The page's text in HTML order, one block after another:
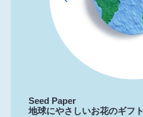
Seed Paper
地球にやさしいお花のギフト